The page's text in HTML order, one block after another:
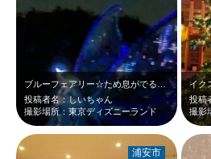
投稿者名：しいちゃん
撮影場所：東京ディズニーランド
投稿
撮影
浦安市